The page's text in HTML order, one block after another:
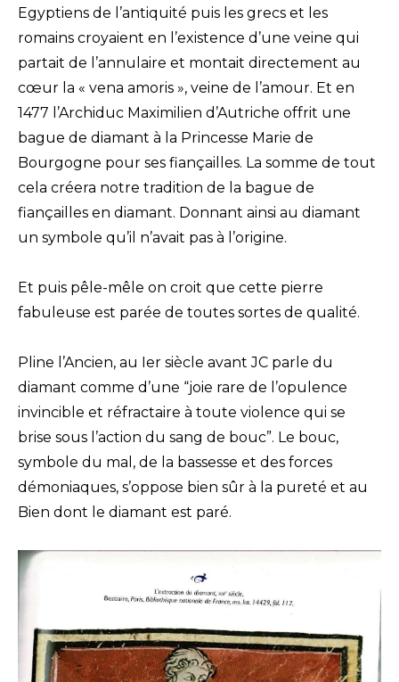
Egyptiens de l’antiquité puis les grecs et les
romains croyaient en l’existence d’une veine qui
partait de l’annulaire et montait directement au
cœur la « vena amoris », veine de l’amour. Et en
1477 l’Archiduc Maximilien d’Autriche offrit une
bague de diamant à la Princesse Marie de
Bourgogne pour ses fiançailles. La somme de tout
cela créera notre tradition de la bague de
fiançailles en diamant. Donnant ainsi au diamant
un symbole qu’il n’avait pas à l’origine.
Et puis pêle-mêle on croit que cette pierre
fabuleuse est parée de toutes sortes de qualité.
Pline l’Ancien, au Ier siècle avant JC parle du
diamant comme d’une “joie rare de l’opulence
invincible et réfractaire à toute violence qui se
brise sous l’action du sang de bouc”. Le bouc,
symbole du mal, de la bassesse et des forces
démoniaques, s’oppose bien sûr à la pureté et au
Bien dont le diamant est paré.